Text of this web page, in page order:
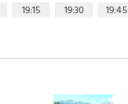
19:15 19:30 19:45